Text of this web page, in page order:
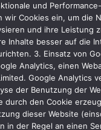
specialty=“off“
die
und
wir Cookies ein, um die
und ihre Leistung
Inhalte besser auf die
3. Einsatz von
Analytics, einen
Google Analytics
der Benutzung der
durch den Cookie
dieser Website
in der Regel an einen